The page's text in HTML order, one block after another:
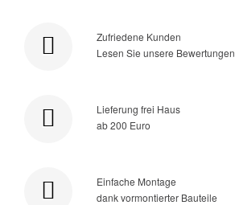
Zufriedene Kunden
Lesen Sie unsere Bewertungen
Lieferung frei Haus
ab 200 Euro
Einfache Montage
dank vormontierter Bauteile